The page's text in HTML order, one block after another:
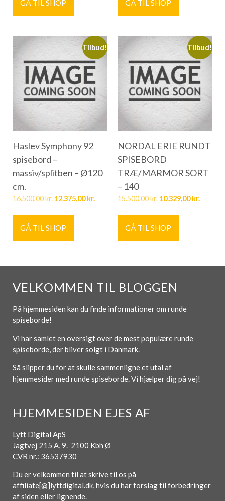
GÅ TIL SHOP GÅ TIL SHOP
Tilbud!
Haslev Symphony 92
spisebord –
massiv/splitben – Ø120
cm.
16.500,00kr. 12.375,00kr.
GÅ TIL SHOP
Tilbud!
NORDAL ERIE RUNDT
SPISEBORD
TRÆ/MARMOR SORT
– 140
15.500,00kr. 10.329,00kr.
GÅ TIL SHOP
VELKOMMEN TIL BLOGGEN
På hjemmesiden kan du finde informationer om runde
spiseborde!
Vi har samlet en oversigt over de mest populære runde
spiseborde, der bliver solgt i Danmark.
Så slipper du for at skulle sammenligne et utal af
hjemmesider med runde spiseborde. Vi hjælper dig på vej!
HJEMMESIDEN EJES AF
Lytt Digital ApS
Jagtvej 215 A, 9. 2100 Kbh Ø
CVR nr.: 36537930
Du er velkommen til at skrive til os på
affiliate[@]lyttdigital.dk, hvis du har forslag til forbedringer
af siden eller lignende.